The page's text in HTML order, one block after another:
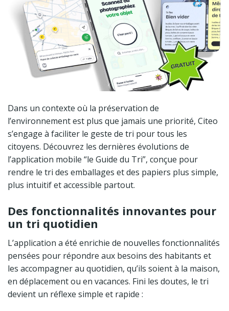
Dans un contexte où la préservation de
l’environnement est plus que jamais une priorité, Citeo
s’engage à faciliter le geste de tri pour tous les
citoyens. Découvrez les dernières évolutions de
l’application mobile “le Guide du Tri”, conçue pour
rendre le tri des emballages et des papiers plus simple,
plus intuitif et accessible partout.
Des fonctionnalités innovantes pour
un tri quotidien
L’application a été enrichie de nouvelles fonctionnalités
pensées pour répondre aux besoins des habitants et
les accompagner au quotidien, qu’ils soient à la maison,
en déplacement ou en vacances. Fini les doutes, le tri
devient un réflexe simple et rapide :